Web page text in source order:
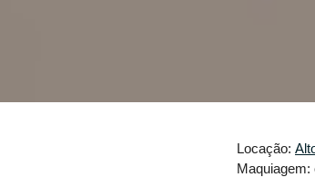
Locação:
Maquiagem: